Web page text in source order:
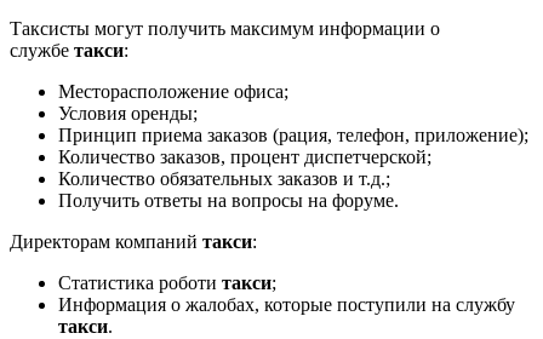
Таксисты могут получить максимум информации о
службе такси:
Месторасположение офиса;
Условия оренды;
Принцип приема заказов (рация, телефон, приложение);
Количество заказов, процент диспетчерской;
Количество обязательных заказов и т.д.;
Получить ответы на вопросы на форуме.
Директорам компаний такси:
Статистика роботи такси;
Информация о жалобах, которые поступили на службу
такси.